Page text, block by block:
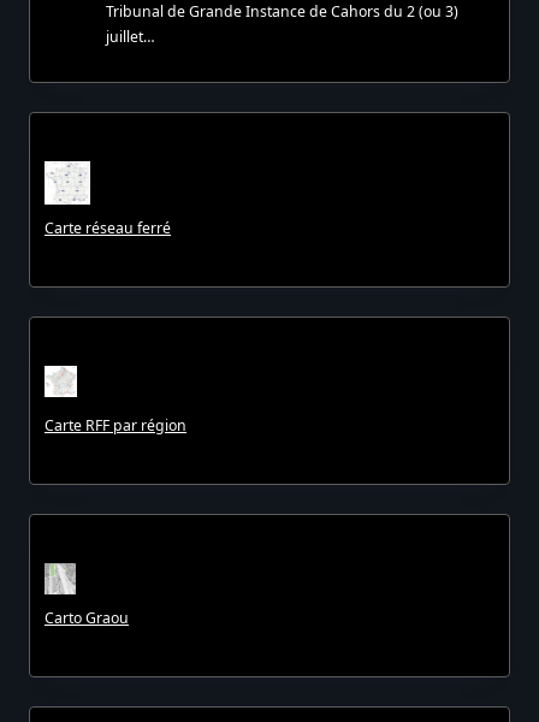
Tribunal de Grande Instance de Cahors du 2 (ou 3)
juillet…
Carte réseau ferré
Carte RFF par région
Carto Graou